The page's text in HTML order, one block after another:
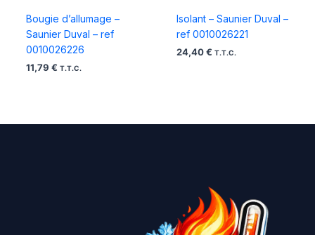
Bougie d’allumage –
Saunier Duval – ref
0010026226
11,79 € T.T.C.
Isolant – Saunier Duval –
ref 0010026221
24,40 € T.T.C.